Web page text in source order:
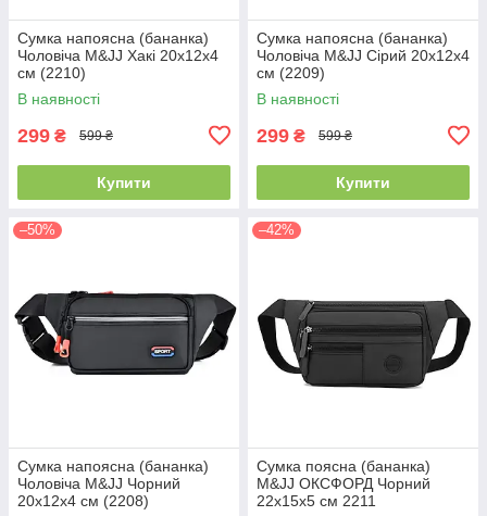
Сумка напоясна (бананка)
Чоловіча M&JJ Хакі 20х12х4
см (2210)
В наявності
299 ₴ 599 ₴
Купити
Сумка напоясна (бананка)
Чоловіча M&JJ Сірий 20х12х4
см (2209)
В наявності
299 ₴ 599 ₴
Купити
–50%
Сумка напоясна (бананка)
Чоловіча M&JJ Чорний
20х12х4 см (2208)
–42%
Сумка поясна (бананка)
M&JJ ОКСФОРД Чорний
22х15х5 см 2211